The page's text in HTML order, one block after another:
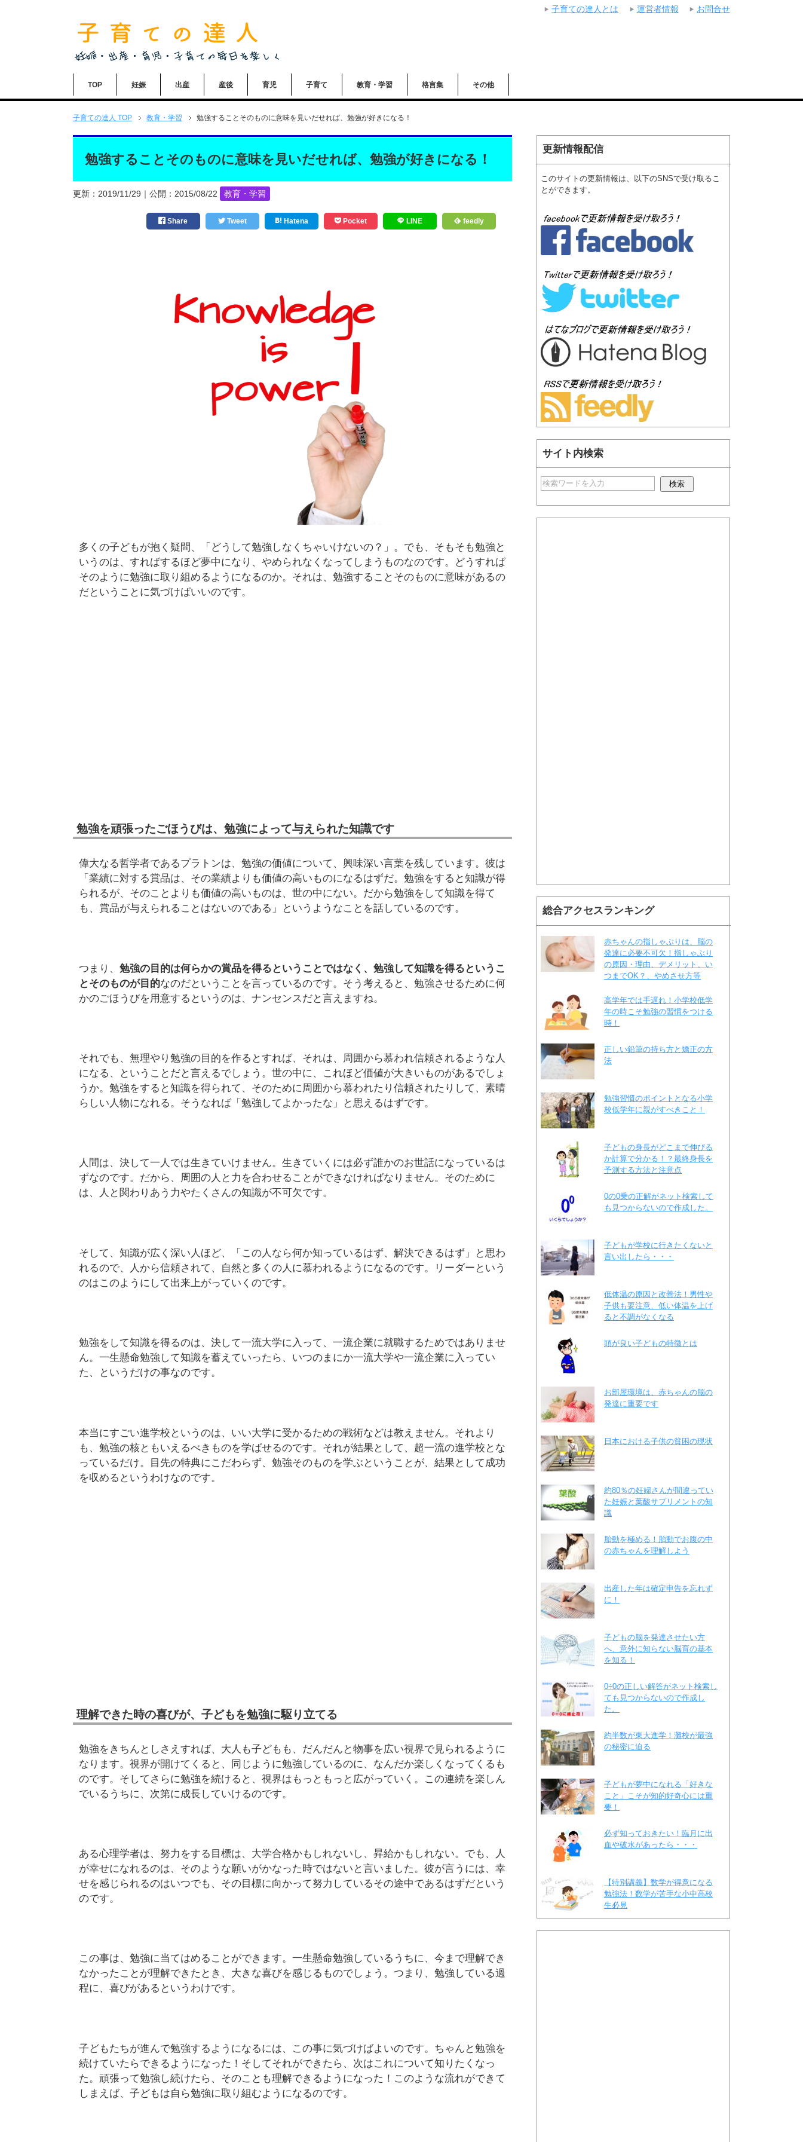
TOP 妊娠 出産 産後 育児 子育て 教育・学習 格言集 その他
子育ての達人 TOP 教育・学習 勉強することそのものに意味を見いだせれば、勉強が好きになる！
勉強することそのものに意味を見いだせれば、勉強が好きになる！
更新： 2019/11/29 ｜公開： 2015/08/22 教育・学習
Share Tweet Hatena Pocket LINE feedly
多くの子どもが抱く疑問、「どうして勉強しなくちゃいけないの？」。でも、そもそも勉強と
いうのは、すればするほど夢中になり、やめられなくなってしまうものなのです。どうすれば
そのように勉強に取り組めるようになるのか。それは、勉強することそのものに意味があるの
だということに気づけばいいのです。
勉強を頑張ったごほうびは、勉強によって与えられた知識です
偉大なる哲学者であるプラトンは、勉強の価値について、興味深い言葉を残しています。彼は
「業績に対する賞品は、その業績よりも価値の高いものになるはずだ。勉強をすると知識が得
られるが、そのことよりも価値の高いものは、世の中にない。だから勉強をして知識を得て
も、賞品が与えられることはないのである」というようなことを話しているのです。
つまり、 勉強の目的は何らかの賞品を得るということではなく、勉強して知識を得るというこ
とそのものが目的なのだということを言っているのです。そう考えると、勉強させるために何
かのごほうびを用意するというのは、ナンセンスだと言えますね。
それでも、無理やり勉強の目的を作るとすれば、それは、周囲から慕われ信頼されるような人
になる、ということだと言えるでしょう。世の中に、これほど価値が大きいものがあるでしょ
うか。勉強をすると知識を得られて、そのために周囲から慕われたり信頼されたりして、素晴
らしい人物になれる。そうなれば「勉強してよかったな」と思えるはずです。
人間は、決して一人では生きていけません。生きていくには必ず誰かのお世話になっているは
ずなのです。だから、周囲の人と力を合わせることができなければなりません。そのために
は、人と関わりあう力やたくさんの知識が不可欠です。
そして、知識が広く深い人ほど、「この人なら何か知っているはず、解決できるはず」と思わ
れるので、人から信頼されて、自然と多くの人に慕われるようになるのです。リーダーという
のはこのようにして出来上がっていくのです。
勉強をして知識を得るのは、決して一流大学に入って、一流企業に就職するためではありませ
ん。一生懸命勉強して知識を蓄えていったら、いつのまにか一流大学や一流企業に入ってい
た、というだけの事なのです。
本当にすごい進学校というのは、いい大学に受かるための戦術などは教えません。それより
も、勉強の核ともいえるべきものを学ばせるのです。それが結果として、超一流の進学校とな
っているだけ。目先の特典にこだわらず、勉強そのものを学ぶということが、結果として成功
を収めるというわけなのです。
理解できた時の喜びが、子どもを勉強に駆り立てる
勉強をきちんとしさえすれば、大人も子どもも、だんだんと物事を広い視界で見られるように
なります。視界が開けてくると、同じように勉強しているのに、なんだか楽しくなってくるも
のです。そしてさらに勉強を続けると、視界はもっともっと広がっていく。この連続を楽しん
でいるうちに、次第に成長していけるのです。
ある心理学者は、努力をする目標は、大学合格かもしれないし、昇給かもしれない。でも、人
が幸せになれるのは、そのような願いがかなった時ではないと言いました。彼が言うには、幸
せを感じられるのはいつでも、その目標に向かって努力しているその途中であるはずだという
のです。
この事は、勉強に当てはめることができます。一生懸命勉強しているうちに、今まで理解でき
なかったことが理解できたとき、大きな喜びを感じるものでしょう。つまり、勉強している過
程に、喜びがあるというわけです。
子どもたちが進んで勉強するようになるには、この事に気づけばよいのです。ちゃんと勉強を
続けていたらできるようになった！そしてそれができたら、次はこれについて知りたくなっ
た。頑張って勉強し続けたら、そのことも理解できるようになった！このような流れができて
しまえば、子どもは自ら勉強に取り組むようになるのです。
更新情報配信
このサイトの更新情報は、以下のSNSで受け取るこ
とができます。
サイト内検索
総合アクセスランキング
赤ちゃんの指しゃぶりは、脳の
発達に必要不可欠！指しゃぶり
の原因・理由、デメリット、い
つまでOK？、やめさせ方等
高学年では手遅れ！小学校低学
年の時こそ勉強の習慣をつける
時！
正しい鉛筆の持ち方と矯正の方
法
勉強習慣のポイントとなる小学
校低学年に親がすべきこと！
子どもの身長がどこまで伸びる
か計算で分かる！？最終身長を
予測する方法と注意点
0の0乗の正解がネット検索して
も見つからないので作成した。
子どもが学校に行きたくないと
言い出したら・・・
低体温の原因と改善法！男性や
子供も要注意、低い体温を上げ
ると不調がなくなる
頭が良い子どもの特徴とは
お部屋環境は、赤ちゃんの脳の
発達に重要です
日本における子供の貧困の現状
約80％の妊婦さんが間違ってい
た妊娠と葉酸サプリメントの知
識
胎動を極める！胎動でお腹の中
の赤ちゃんを理解しよう
出産した年は確定申告を忘れず
に！
子どもの脳を発達させたい方
へ、意外に知らない脳育の基本
を知る！
0÷0の正しい解答がネット検索し
ても見つからないので作成し
た。
約半数が東大進学！灘校が最強
の秘密に迫る
子どもが夢中になれる「好きな
こと」こそが知的好奇心には重
要！
必ず知っておきたい！臨月に出
血や破水があったら・・・
【特別講義】数学が得意になる
勉強法！数学が苦手な小中高校
生必見
子育ての達人とは 運営者情報 お問合せ